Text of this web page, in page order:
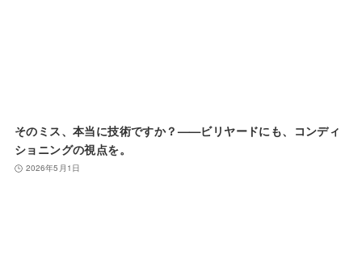
そのミス、本当に技術ですか？——ビリヤードにも、コンディ
ショニングの視点を。
2026年5月1日